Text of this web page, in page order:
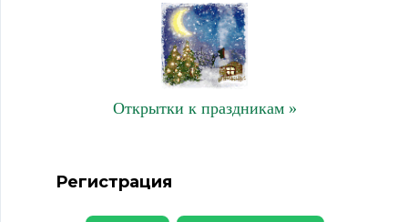
Открытки к праздникам »
Регистрация